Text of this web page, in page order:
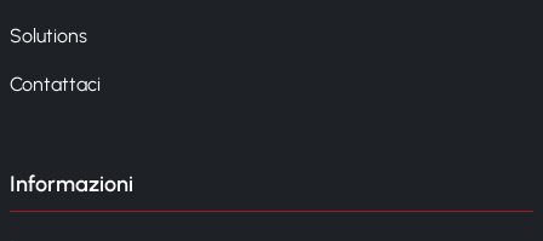
Solutions
Contattaci
Informazioni